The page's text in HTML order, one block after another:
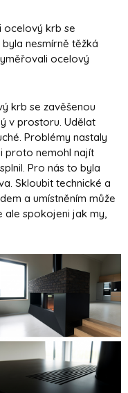
ocelový krb se
nesmírně těžká
ocelový
krb se zavěšenou
v prostoru. Udělat
Problémy nastaly
proto nemohl najít
Pro nás to byla
Skloubit technické a
a umístněním může
ale spokojeni jak my,